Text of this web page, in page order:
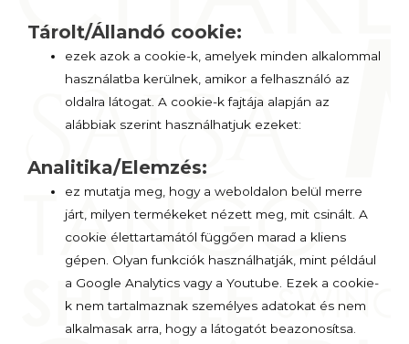
Tárolt/Állandó cookie:
ezek azok a cookie-k, amelyek minden alkalommal
használatba kerülnek, amikor a felhasználó az
oldalra látogat. A cookie-k fajtája alapján az
alábbiak szerint használhatjuk ezeket:
Analitika/Elemzés:
ez mutatja meg, hogy a weboldalon belül merre
járt, milyen termékeket nézett meg, mit csinált. A
cookie élettartamától függően marad a kliens
gépen. Olyan funkciók használhatják, mint például
a Google Analytics vagy a Youtube. Ezek a cookie-
k nem tartalmaznak személyes adatokat és nem
alkalmasak arra, hogy a látogatót beazonosítsa.